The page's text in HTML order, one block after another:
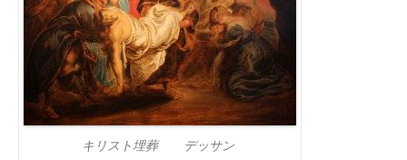
キリスト埋葬 デッサン